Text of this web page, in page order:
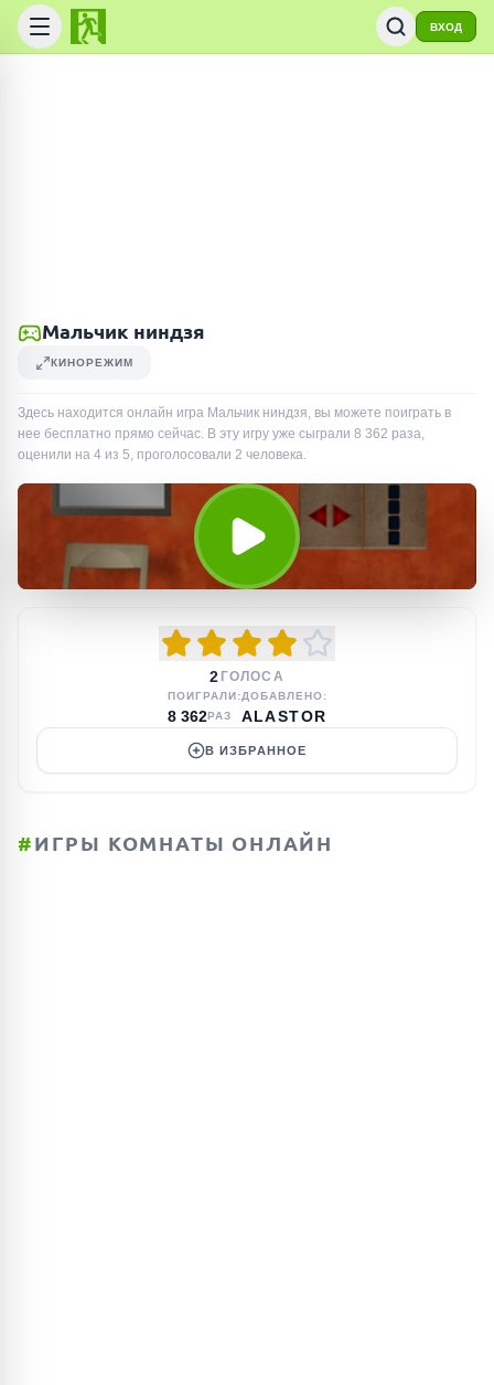
ВХОД
Мальчик ниндзя
КИНОРЕЖИМ
Здесь находится онлайн игра Мальчик ниндзя, вы можете поиграть в
нее бесплатно прямо сейчас. В эту игру уже сыграли 8 362 раза,
оценили на 4 из 5, проголосовали 2 человека.
2 ГОЛОСА
ПОИГРАЛИ:
8 362РАЗ
ДОБАВЛЕНО:
ALASTOR
В ИЗБРАННОЕ
#ИГРЫ КОМНАТЫ ОНЛАЙН